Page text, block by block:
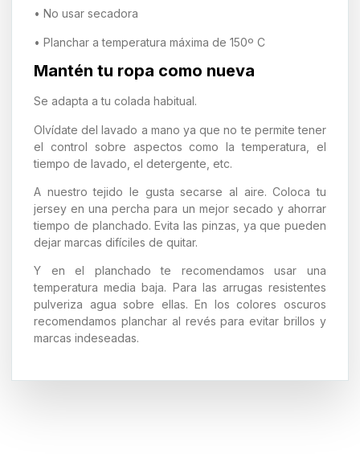
• No usar secadora
• Planchar a temperatura máxima de 150º C
Mantén tu ropa como nueva
Se adapta a tu colada habitual.
Olvídate del lavado a mano ya que no te permite tener
el control sobre aspectos como la temperatura, el
tiempo de lavado, el detergente, etc.
A nuestro tejido le gusta secarse al aire. Coloca tu
jersey en una percha para un mejor secado y ahorrar
tiempo de planchado. Evita las pinzas, ya que pueden
dejar marcas difíciles de quitar.
Y en el planchado te recomendamos usar una
temperatura media baja. Para las arrugas resistentes
pulveriza agua sobre ellas. En los colores oscuros
recomendamos planchar al revés para evitar brillos y
marcas indeseadas.